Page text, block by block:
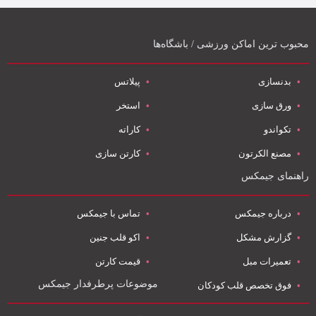
محبوب ترین اماکن ورزشی / باشگاه‌ها
بدنسازی پیلاتس
ورق سازی استخر
تکواندو کاراته
مصنع الکرتون کارتن سازی
راهنمای جیمکس
درباره جیمکس تماس با جیمکس
گزارش مشکل اکو قلب جنین
تعمیرات مبل قیمت کارتن
فوق تخصص قلب کودکان موضوعات پرطرفدار جیمکس